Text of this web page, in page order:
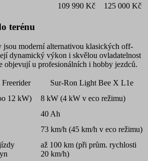
109 990 Kč 125 000 Kč
terénu
jsou moderní alternativou klasických off-
dynamický výkon i skvělou ovladatelnost
objevují u profesionálních i hobby jezdců.
Sur-Ron Light Bee X L1e
12 kW)
8 kW (4 kW v eco režimu)
40 Ah
73 km/h (45 km/h v eco režimu)
až 100 km (při prům. rychlosti
20 km/h)